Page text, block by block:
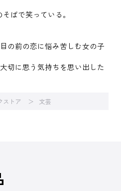
ばで笑っている。
の前の恋に悩み苦しむ女の子
切に思う気持ちを思い出した
ストア 文芸